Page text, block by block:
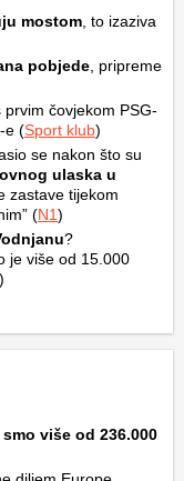
mostom , to izaziva
pobjede , pripreme
čovjekom PSG-
e (Sport klub)
se nakon što su
ulaska u
zastave tijekom
(N1)
?
je više od 15.000
)
više od 236.000